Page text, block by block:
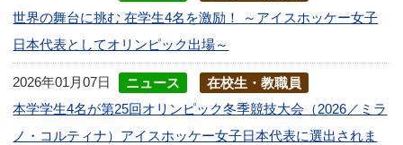
世界の舞台に挑む 在学生4名を激励！ ～アイスホッケー女子
日本代表としてオリンピック出場～
2026年01月07日 ニュース
在校生・教職員
本学学生4名が第25回オリンピック冬季競技大会（2026／ミラ
ノ・コルティナ）アイスホッケー女子日本代表に選出されま